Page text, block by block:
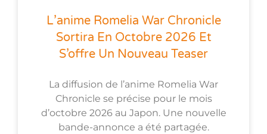
L’anime Romelia War Chronicle
Sortira En Octobre 2026 Et
S’offre Un Nouveau Teaser
La diffusion de l’anime Romelia War
Chronicle se précise pour le mois
d’octobre 2026 au Japon. Une nouvelle
bande-annonce a été partagée.